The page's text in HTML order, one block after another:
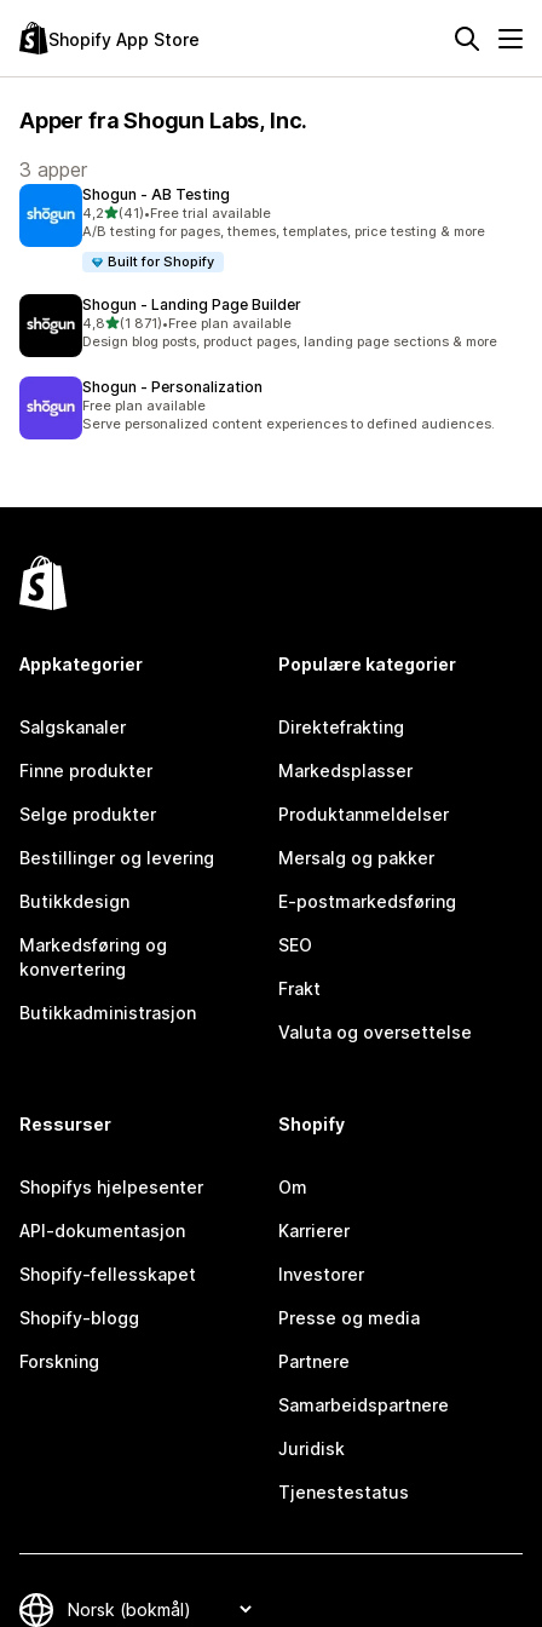
Shopify App Store
Apper fra Shogun Labs, Inc.
3 apper
Shogun ‑ AB Testing
4,2av 5 stjerner
(41)
Totalt 41 omtaler
•Free trial available
A/B testing for pages, themes, templates, price testing & more
Built for Shopify
Shogun ‑ Landing Page Builder
4,8av 5 stjerner
(1 871)
Totalt 1871 omtaler
•Free plan available
Design blog posts, product pages, landing page sections & more
Shogun ‑ Personalization
Free plan available
Serve personalized content experiences to defined audiences.
Appkategorier
Salgskanaler
Finne produkter
Selge produkter
Bestillinger og levering
Butikkdesign
Markedsføring og
konvertering
Butikkadministrasjon
Populære kategorier
Direktefrakting
Markedsplasser
Produktanmeldelser
Mersalg og pakker
E-postmarkedsføring
SEO
Frakt
Valuta og oversettelse
Ressurser
Shopifys hjelpesenter
API-dokumentasjon
Shopify-fellesskapet
Shopify-blogg
Forskning
Shopify
Om
Karrierer
Investorer
Presse og media
Partnere
Samarbeidspartnere
Juridisk
Tjenestestatus